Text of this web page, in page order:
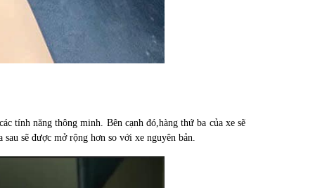
tính năng thông minh. Bên cạnh đó,hàng thứ ba của xe sẽ
sẽ được mở rộng hơn so với xe nguyên bản.